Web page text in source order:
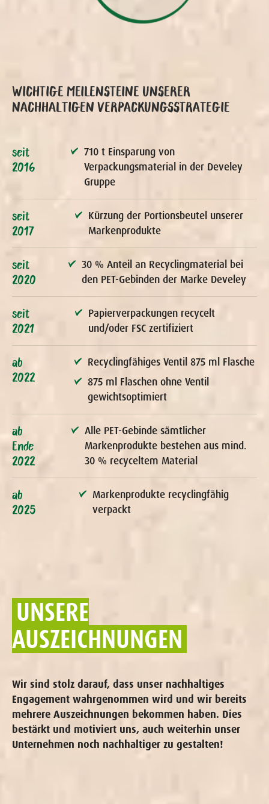
WICHTIGE MEILEN­­STEINE UNSERER
NACHHALTIGEN VERPACKUNGS­­­STRATEGIE
seit
2016
710 t Einsparung von
Verpackungsmaterial in der Develey
Gruppe
seit
2017
Kürzung der Portionsbeutel unserer
Markenprodukte
seit
2020
30 % Anteil an Recyclingmaterial bei
den PET-Gebinden der Marke Develey
seit
2021
Papierverpackungen recycelt
und/oder FSC zertifiziert
ab
2022
Recyclingfähiges Ventil 875 ml Flasche
875 ml Flaschen ohne Ventil
gewichtsoptimiert
ab
Ende
2022
Alle PET-Gebinde sämtlicher
Markenprodukte bestehen aus mind.
30 % recyceltem Material
ab
2025
Markenprodukte recyclingfähig
verpackt
UNSERE
AUSZEICHNUNGEN
Wir sind stolz darauf, dass unser nachhaltiges
Engagement wahrgenommen wird und wir bereits
mehrere Auszeichnungen bekommen haben. Dies
bestärkt und motiviert uns, auch weiterhin unser
Unternehmen noch nachhaltiger zu gestalten!